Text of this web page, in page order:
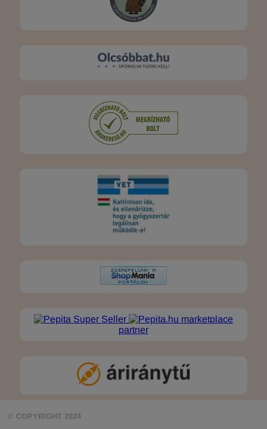
marketplace
partner
© COPYRIGHT 2024